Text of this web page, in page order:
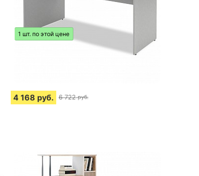
1 шт. по этой цене
4 168 руб. 6 722 руб.